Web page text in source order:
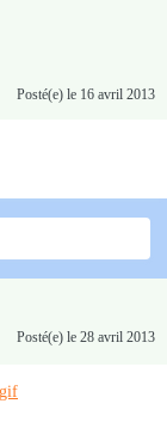
Posté(e) le 16 avril 2013
Posté(e) le 28 avril 2013